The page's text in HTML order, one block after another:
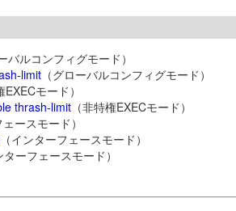
バルコンフィグモード）
limit （グローバルコンフィグモード）
EXECモード）
thrash-limit （非特権EXECモード）
ースモード）
（インターフェースモード）
ターフェースモード）